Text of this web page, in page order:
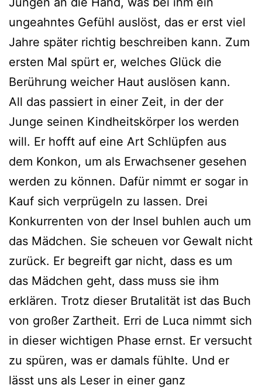
ungeahntes Gefühl auslöst, das er erst viel
Jahre später richtig beschreiben kann. Zum
ersten Mal spürt er, welches Glück die
Berührung weicher Haut auslösen kann.
All das passiert in einer Zeit, in der der
Junge seinen Kindheitskörper los werden
will. Er hofft auf eine Art Schlüpfen aus
dem Konkon, um als Erwachsener gesehen
werden zu können. Dafür nimmt er sogar in
Kauf sich verprügeln zu lassen. Drei
Konkurrenten von der Insel buhlen auch um
das Mädchen. Sie scheuen vor Gewalt nicht
zurück. Er begreift gar nicht, dass es um
das Mädchen geht, dass muss sie ihm
erklären. Trotz dieser Brutalität ist das Buch
von großer Zartheit. Erri de Luca nimmt sich
in dieser wichtigen Phase ernst. Er versucht
zu spüren, was er damals fühlte. Und er
lässt uns als Leser in einer ganz